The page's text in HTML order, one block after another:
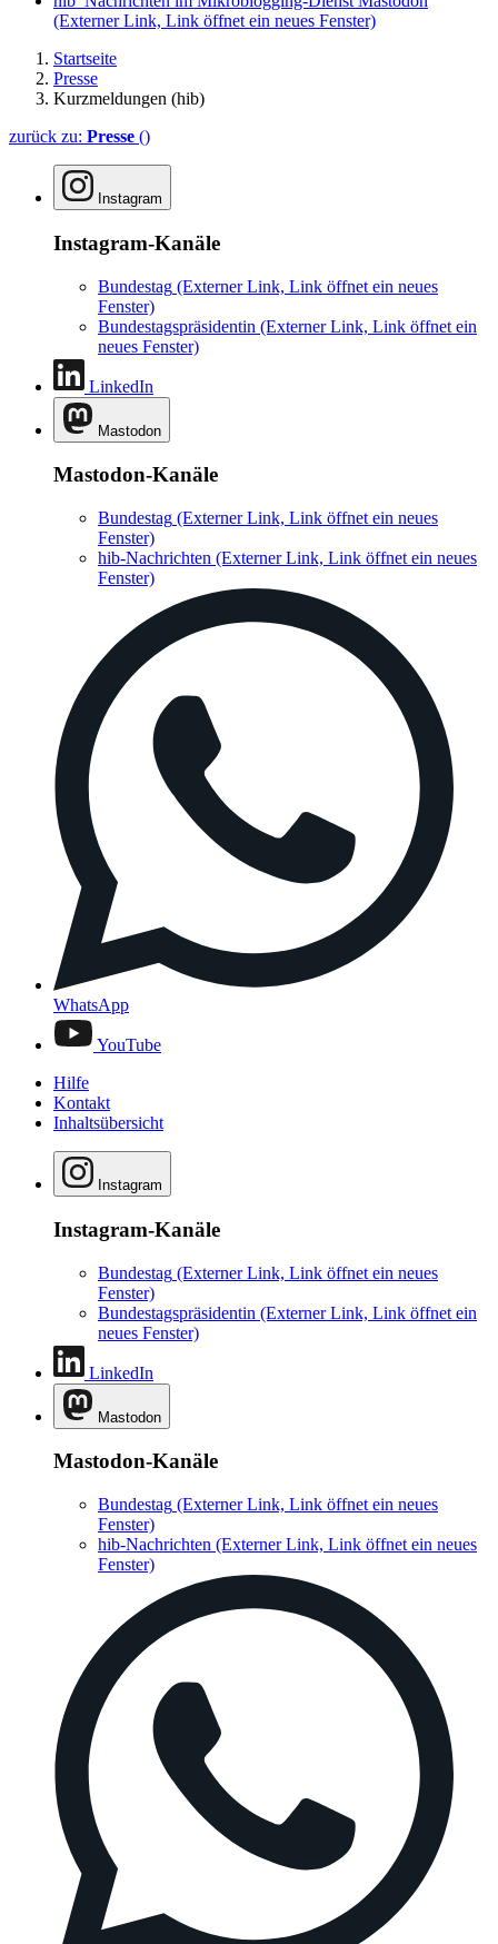
(Externer Link, Link öffnet ein neues Fenster)
Startseite
Presse
Kurzmeldungen (hib)
zurück zu: Presse ()
Instagram
Instagram-Kanäle
Bundestag (Externer Link, Link öffnet ein neues
Fenster)
Bundestagspräsidentin (Externer Link, Link öffnet ein
neues Fenster)
LinkedIn
Mastodon
Mastodon-Kanäle
Bundestag (Externer Link, Link öffnet ein neues
Fenster)
hib-Nachrichten (Externer Link, Link öffnet ein neues
Fenster)
WhatsApp
YouTube
Hilfe
Kontakt
Inhaltsübersicht
Instagram
Instagram-Kanäle
Bundestag (Externer Link, Link öffnet ein neues
Fenster)
Bundestagspräsidentin (Externer Link, Link öffnet ein
neues Fenster)
LinkedIn
Mastodon
Mastodon-Kanäle
Bundestag (Externer Link, Link öffnet ein neues
Fenster)
hib-Nachrichten (Externer Link, Link öffnet ein neues
Fenster)